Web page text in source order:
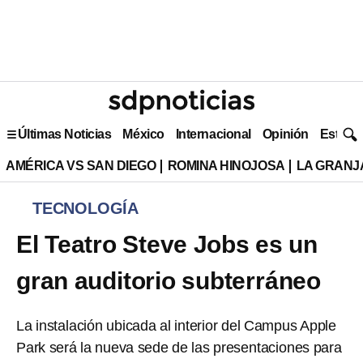
Últimas Noticias México Internacional Opinión Estilo
AMÉRICA VS SAN DIEGO ROMINA HINOJOSA LA
TECNOLOGÍA
El Teatro Steve Jobs es un
gran auditorio subterráneo
La instalación ubicada al interior del Campus Apple
Park será la nueva sede de las presentaciones para